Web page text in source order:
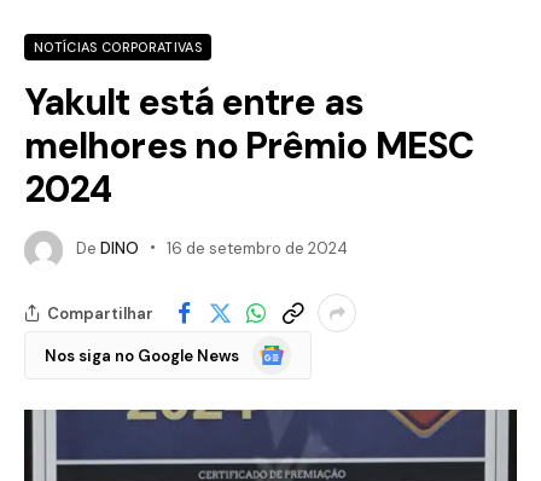
NOTÍCIAS CORPORATIVAS
Yakult está entre as
melhores no Prêmio MESC
2024
De DINO 16 de setembro de 2024
Compartilhar
Nos siga no Google News
Google
Notícias